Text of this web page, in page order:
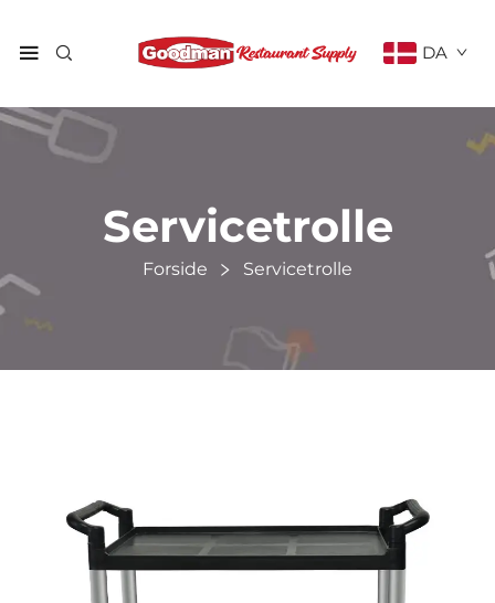
DA
Servicetrolle
Forside Servicetrolle